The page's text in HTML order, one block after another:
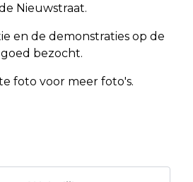
Nieuwstraat.
en de demonstraties op de
bezocht.
foto voor meer foto's.